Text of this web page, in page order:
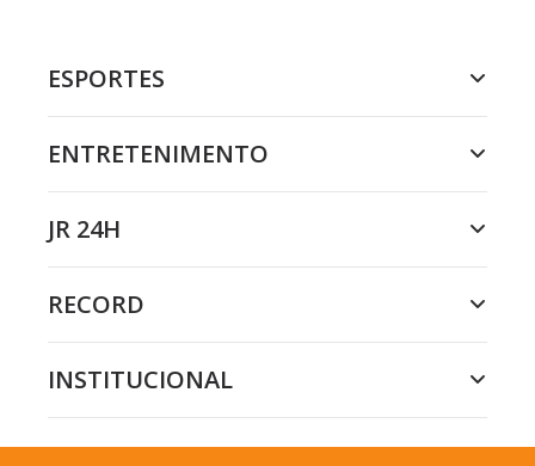
ESPORTES
ENTRETENIMENTO
JR 24H
RECORD
INSTITUCIONAL